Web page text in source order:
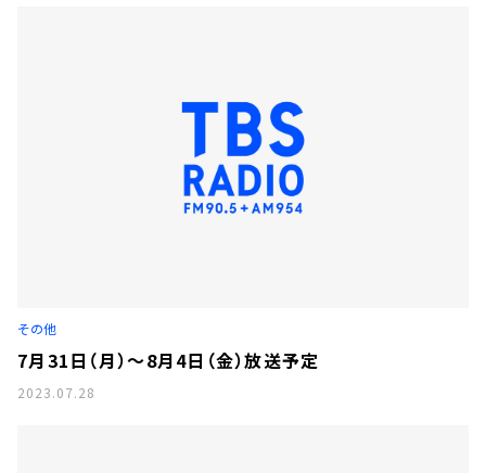
その他
7月31日（月）～8月4日（金）放送予定
2023.07.28